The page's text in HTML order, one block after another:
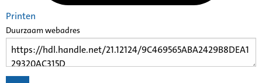
Printen
Duurzaam webadres